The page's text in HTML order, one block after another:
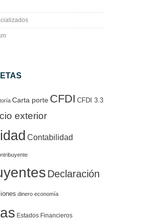
Carta porte CFDI CFDI 3.3
exterior
Contabilidad
Declaración
dinero economía
Estados Financieros